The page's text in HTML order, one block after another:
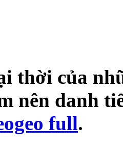
thời của
nên danh
full.